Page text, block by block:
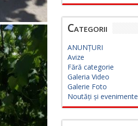
Categorii
ANUNȚURI
Avize
Fără categorie
Galeria Video
Galerie Foto
Noutăți și evenimente